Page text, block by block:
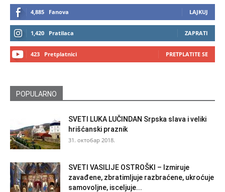
4,885 Fanova LAJKUJ
1,420 Pratilaca ZAPRATI
423 Pretplatnici PRETPLATITE SE
POPULARNO
SVETI LUKA LUČINDAN Srpska slava i veliki
hrišćanski praznik
31. октобар 2018.
SVETI VASILIJE OSTROŠKI – Izmiruje
zavađene, zbratimljuje razbraćene, ukroćuje
samovoljne, isceljuje...